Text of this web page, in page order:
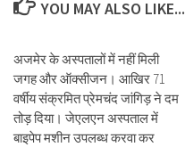
YOU MAY ALSO LIKE...
अजमेर के अस्पतालों में नहीं मिली
जगह और ऑक्सीजन। आखिर 71
वर्षीय संक्रमित प्रेमचंद जांगिड़ ने दम
तोड़ दिया। जेएलएन अस्पताल में
बाइपेप मशीन उपलब्ध करवा कर